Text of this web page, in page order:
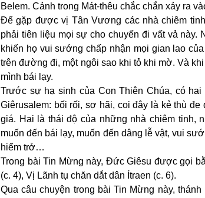
Belem. Cảnh trong Mát-thêu chắc chắn xảy ra
Để gặp được vị Tân Vương các nhà chiêm
phải tiên liệu mọi sự cho chuyến đi vất vả
khiến họ vui sướng chấp nhận mọi gian lao
trên đường đi, một ngôi sao khi tỏ khi mờ. Và
mình bái lạy.
Trước sự hạ sinh của Con Thiên Chúa, có
Giêrusalem: bối rối, sợ hãi, coi đây là kẻ thù
giá. Hai là thái độ của những nhà chiêm tinh,
muốn đến bái lạy, muốn đến dâng lễ vật, vui
hiểm trở…
Trong bài Tin Mừng này, Đức Giêsu được gọi
(c. 4), Vị Lãnh tụ chăn dắt dân Ítraen (c. 6).
Qua câu chuyện trong bài Tin Mừng này,